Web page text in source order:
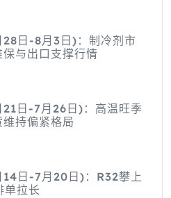
日-8月3日)：制冷剂市
与出口支撑行情
日-7月26日)：高温旺季
持偏紧格局
日-7月20日)：R32攀上
单拉长